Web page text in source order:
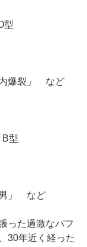
型
内爆裂」 など
型
男」 など
った過激なパフ
30年近く経った